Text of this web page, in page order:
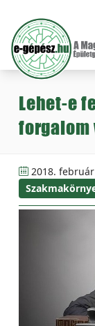
Lehet-e
forgalom
2018.